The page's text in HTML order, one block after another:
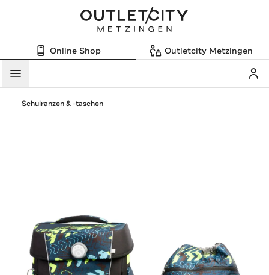
Online Shop Outletcity Metzingen
Menü
Schulranzen & -taschen